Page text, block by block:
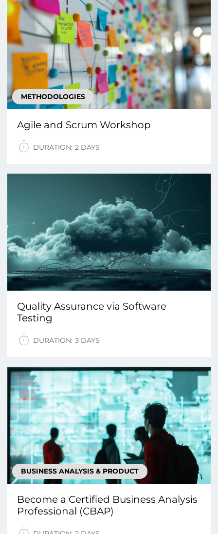
METHODOLOGIES
Agile and Scrum Workshop
DURATION: 2 DAYS
Quality Assurance via Software
Testing
DURATION: 3 DAYS
BUSINESS ANALYSIS & PRODUCT
Become a Certified Business Analysis
Professional (CBAP)